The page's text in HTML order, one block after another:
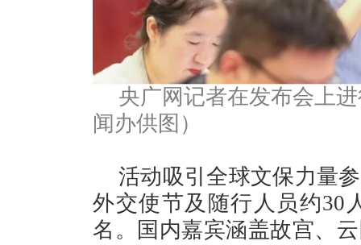
央广网记者在发布会上
闻办供图）
活动吸引全球文保力量
外交使节及随行人员约30
名。国内嘉宾涵盖故宫、